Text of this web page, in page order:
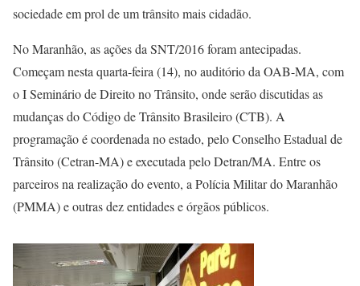
sociedade em prol de um trânsito mais cidadão.
No Maranhão, as ações da SNT/2016 foram antecipadas.
Começam nesta quarta-feira (14), no auditório da OAB-MA, com
o I Seminário de Direito no Trânsito, onde serão discutidas as
mudanças do Código de Trânsito Brasileiro (CTB). A
programação é coordenada no estado, pelo Conselho Estadual de
Trânsito (Cetran-MA) e executada pelo Detran/MA. Entre os
parceiros na realização do evento, a Polícia Militar do Maranhão
(PMMA) e outras dez entidades e órgãos públicos.